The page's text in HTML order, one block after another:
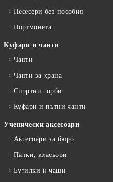
Несесери без пособия
Портмонета
Куфари и чанти
Чанти
Чанти за храна
Спортни торби
Куфари и пътни чанти
Ученически аксесоари
Аксесоари за бюро
Папки, класьори
Бутилки и чаши